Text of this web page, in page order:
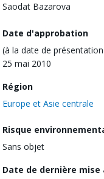
Saodat Bazarova
Date d'approbation
(à la date de
25 mai 2010
Région
Europe et Asie centrale
Risque
Sans objet
Date de dernière mise